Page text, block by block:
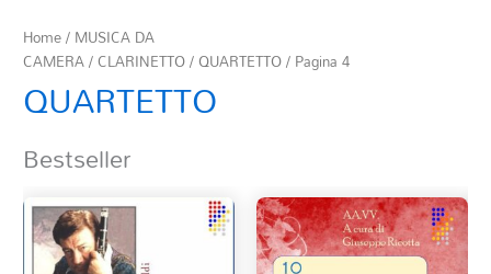
Home/ MUSICA DA
CAMERA/CLARINETTO/ QUARTETTO/ Pagina 4
QUARTETTO
Bestseller